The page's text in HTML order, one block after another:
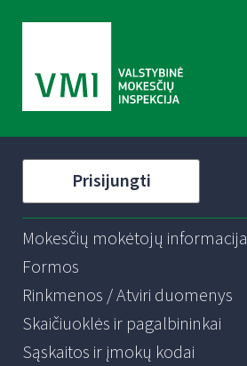
Prisijungti
Mokesčių mokėtojų informacija
Formos
Rinkmenos / Atviri duomenys
Skaičiuoklės ir pagalbininkai
Sąskaitos ir įmokų kodai